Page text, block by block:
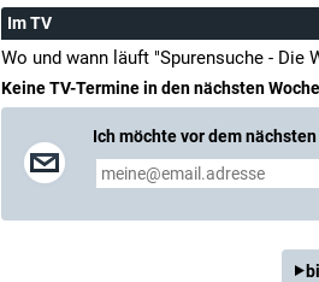
Im TV
Wo und wann läuft "Spurensuche - Die
Keine TV-Termine in den nächsten
Ich möchte vor dem